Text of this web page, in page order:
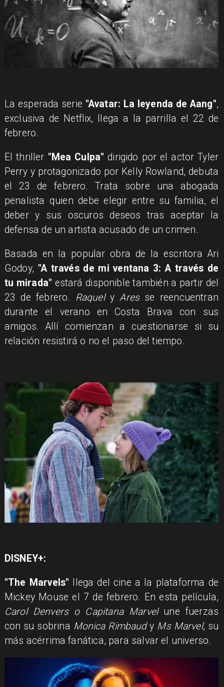
​La esperada serie "Avatar: La leyenda de Aang",
exclusiva de Netflix, llega a la parrilla el 22 de
febrero.
El thriller "Mea Culpa" dirigido por el actor Tyler
Perry y protagonizado por Kelly Rowland, debuta
el 23 de febrero. Trata sobre una abogada
penalista quien debe elegir entre su familia, el
deber y sus oscuros deseos tras aceptar la
defensa de un artista acusado de un crimen.
Basada en la popular obra de la escritora Ari
Godoy, "A través de mi ventana 3: A través de
tu mirada" estará disponible también a partir del
23 de febrero. RaquelyAres se reencuentran
durante el verano en Costa Brava con sus
amigos. Allí comienzan a cuestionarse si su
relación resistirá o no el paso del tiempo.
DISNEY+:
"The Marvels" llega del cine a la plataforma de
Mickey Mouse el 7 de febrero. En esta película,
Carol Denvers o Capitana Marvel une fuerzas
con su sobrina Monica Rimbaudy Ms Marvel, su
más acérrima fanática, para salvar el universo.